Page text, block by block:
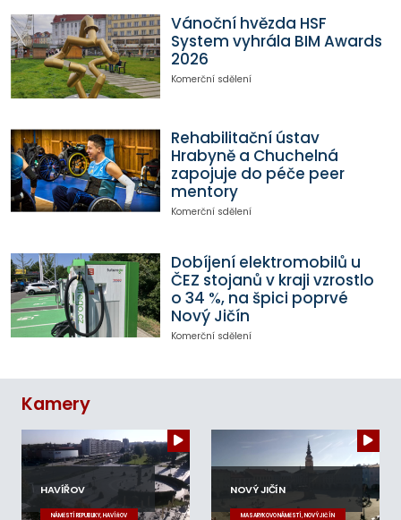
Vánoční hvězda HSF
System vyhrála BIM Awards
2026
Komerční sdělení
Rehabilitační ústav
Hrabyně a Chuchelná
zapojuje do péče peer
mentory
Komerční sdělení
Dobíjení elektromobilů u
ČEZ stojanů v kraji vzrostlo
o 34 %, na špici poprvé
Nový Jičín
Komerční sdělení
Kamery
HAVÍŘOV
NÁMĚSTÍ REPUBLIKY, HAVÍŘOV
NOVÝ JIČÍN
MASARYKOVO NÁMĚSTÍ, NOVÝ JIČÍN